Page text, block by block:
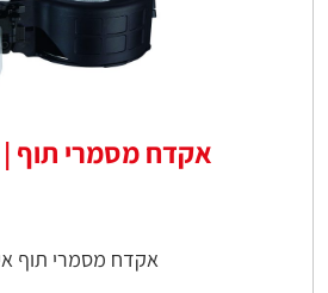
אקדח מסמרי תוף | 57 מ"מ
אקדח מסמרי תוף